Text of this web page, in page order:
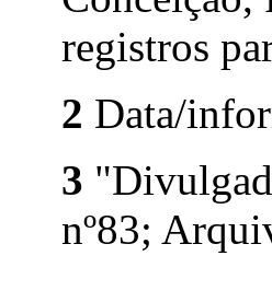
registros
2 Data/
3
nº83;